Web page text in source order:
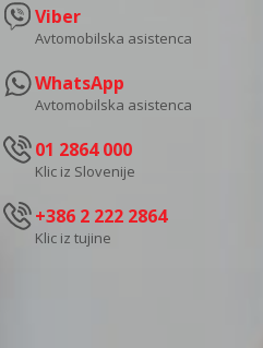
Viber
Avtomobilska asistenca
WhatsApp
Avtomobilska asistenca
01 2864 000
Klic iz Slovenije
+386 2 222 2864
Klic iz tujine